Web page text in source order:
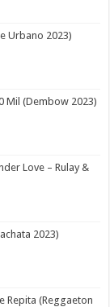
Urbano 2023)
Mil (Dembow 2023)
Love – Rulay &
2023)
Repita (Reggaeton